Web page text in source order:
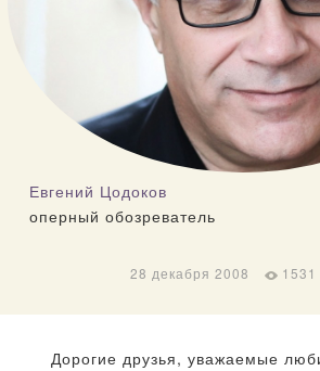
Евгений Цодоков
оперный обозреватель
28 декабря 2008 1531
Дорогие друзья, уважаемые